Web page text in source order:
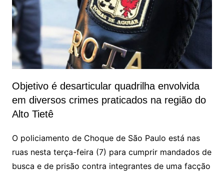
Objetivo é desarticular quadrilha envolvida
em diversos crimes praticados na região do
Alto Tietê
O policiamento de Choque de São Paulo está nas
ruas nesta terça-feira (7) para cumprir mandados de
busca e de prisão contra integrantes de uma facção